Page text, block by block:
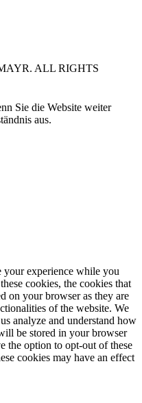
ALL RIGHTS
Sie die Website weiter
aus.
your experience while you
cookies, the cookies that
on your browser as they are
of the website. We
analyze and understand how
be stored in your browser
the option to opt-out of these
cookies may have an effect